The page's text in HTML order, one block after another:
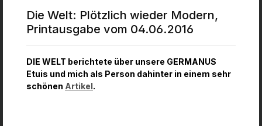
Die Welt: Plötzlich wieder Modern,
Printausgabe vom 04.06.2016
DIE WELT berichtete über unsere GERMANUS
Etuis und mich als Person dahinter in einem sehr
schönen Artikel.